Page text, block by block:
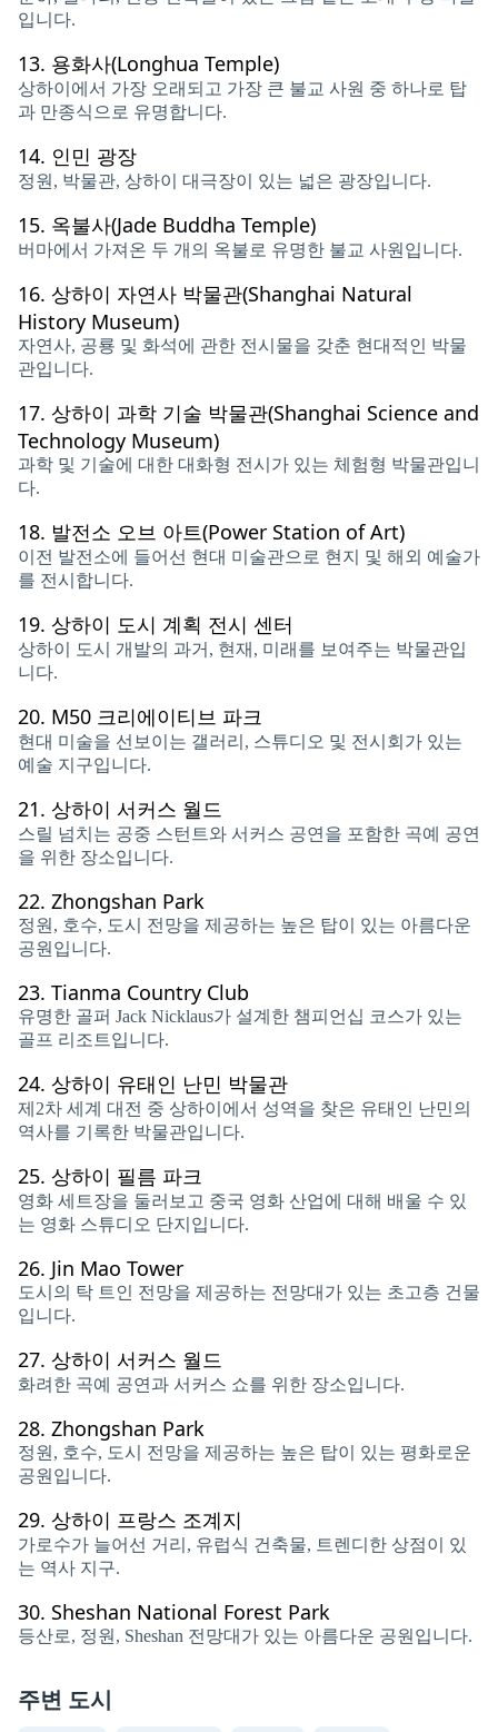
입니다.
13. 용화사(Longhua Temple)
상하이에서 가장 오래되고 가장 큰 불교 사원 중 하나로 탑
과 만종식으로 ​​유명합니다.
14. 인민 광장
정원, 박물관, 상하이 대극장이 있는 넓은 광장입니다.
15. 옥불사(Jade Buddha Temple)
버마에서 가져온 두 개의 옥불로 유명한 불교 사원입니다.
16. 상하이 자연사 박물관(Shanghai Natural
History Museum)
자연사, 공룡 및 화석에 관한 전시물을 갖춘 현대적인 박물
관입니다.
17. 상하이 과학 기술 박물관(Shanghai Science and
Technology Museum)
과학 및 기술에 대한 대화형 전시가 있는 체험형 박물관입니
다.
18. 발전소 오브 아트(Power Station of Art)
이전 발전소에 들어선 현대 미술관으로 현지 및 해외 예술가
를 전시합니다.
19. 상하이 도시 계획 전시 센터
상하이 도시 개발의 과거, 현재, 미래를 보여주는 박물관입
니다.
20. M50 크리에이티브 파크
현대 미술을 선보이는 갤러리, 스튜디오 및 전시회가 있는
예술 지구입니다.
21. 상하이 서커스 월드
스릴 넘치는 공중 스턴트와 서커스 공연을 포함한 곡예 공연
을 위한 장소입니다.
22. Zhongshan Park
정원, 호수, 도시 전망을 제공하는 높은 탑이 있는 아름다운
공원입니다.
23. Tianma Country Club
유명한 골퍼 Jack Nicklaus가 설계한 챔피언십 코스가 있는
골프 리조트입니다.
24. 상하이 유태인 난민 박물관
제2차 세계 대전 중 상하이에서 성역을 찾은 유태인 난민의
역사를 기록한 박물관입니다.
25. 상하이 필름 파크
영화 세트장을 둘러보고 중국 영화 산업에 대해 배울 수 있
는 영화 스튜디오 단지입니다.
26. Jin Mao Tower
도시의 탁 트인 전망을 제공하는 전망대가 있는 초고층 건물
입니다.
27. 상하이 서커스 월드
화려한 곡예 공연과 서커스 쇼를 위한 장소입니다.
28. Zhongshan Park
정원, 호수, 도시 전망을 제공하는 높은 탑이 있는 평화로운
공원입니다.
29. 상하이 프랑스 조계지
가로수가 늘어선 거리, 유럽식 건축물, 트렌디한 상점이 있
는 역사 지구.
30. Sheshan National Forest Park
등산로, 정원, Sheshan 전망대가 있는 아름다운 공원입니다.
주변 도시